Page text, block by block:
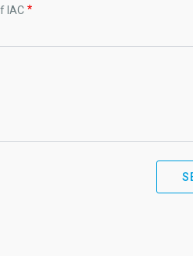
IAC